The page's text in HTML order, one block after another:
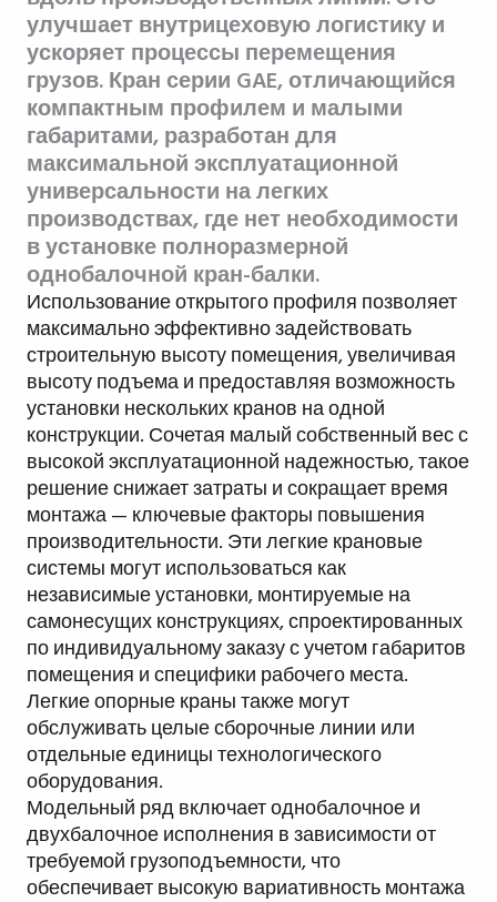
улучшает внутрицеховую логистику и
ускоряет процессы перемещения
грузов. Кран серии GAE, отличающийся
компактным профилем и малыми
габаритами, разработан для
максимальной эксплуатационной
универсальности на легких
производствах, где нет необходимости
в установке полноразмерной
однобалочной кран-балки.
Использование открытого профиля позволяет
максимально эффективно задействовать
строительную высоту помещения, увеличивая
высоту подъема и предоставляя возможность
установки нескольких кранов на одной
конструкции. Сочетая малый собственный вес с
высокой эксплуатационной надежностью, такое
решение снижает затраты и сокращает время
монтажа — ключевые факторы повышения
производительности. Эти легкие крановые
системы могут использоваться как
независимые установки, монтируемые на
самонесущих конструкциях, спроектированных
по индивидуальному заказу с учетом габаритов
помещения и специфики рабочего места.
Легкие опорные краны также могут
обслуживать целые сборочные линии или
отдельные единицы технологического
оборудования.
Модельный ряд включает однобалочное и
двухбалочное исполнения в зависимости от
требуемой грузоподъемности, что
обеспечивает высокую вариативность монтажа